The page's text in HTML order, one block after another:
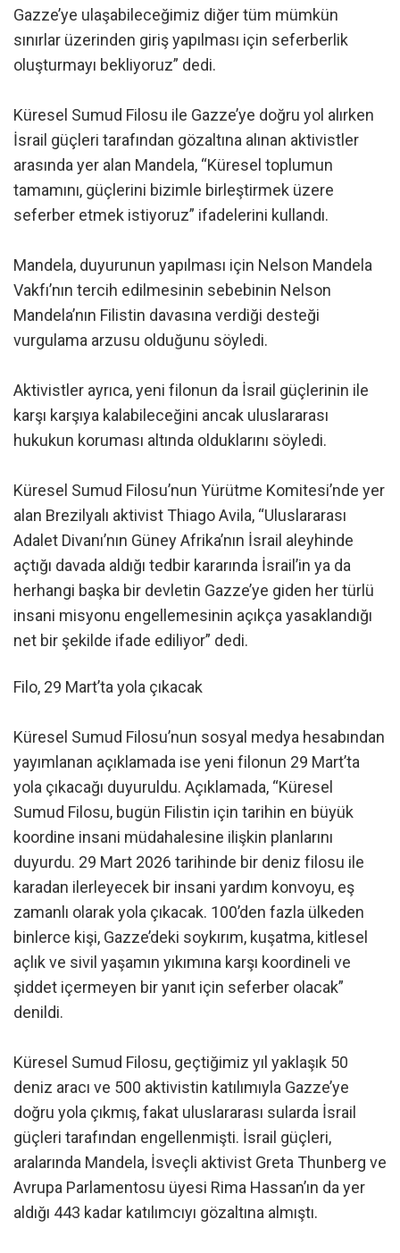
Gazze’ye ulaşabileceğimiz diğer tüm mümkün
sınırlar üzerinden giriş yapılması için seferberlik
oluşturmayı bekliyoruz” dedi.
Küresel Sumud Filosu ile Gazze’ye doğru yol alırken
İsrail güçleri tarafından gözaltına alınan aktivistler
arasında yer alan Mandela, “Küresel toplumun
tamamını, güçlerini bizimle birleştirmek üzere
seferber etmek istiyoruz” ifadelerini kullandı.
Mandela, duyurunun yapılması için Nelson Mandela
Vakfı’nın tercih edilmesinin sebebinin Nelson
Mandela’nın Filistin davasına verdiği desteği
vurgulama arzusu olduğunu söyledi.
Aktivistler ayrıca, yeni filonun da İsrail güçlerinin ile
karşı karşıya kalabileceğini ancak uluslararası
hukukun koruması altında olduklarını söyledi.
Küresel Sumud Filosu’nun Yürütme Komitesi’nde yer
alan Brezilyalı aktivist Thiago Avila, “Uluslararası
Adalet Divanı’nın Güney Afrika’nın İsrail aleyhinde
açtığı davada aldığı tedbir kararında İsrail’in ya da
herhangi başka bir devletin Gazze’ye giden her türlü
insani misyonu engellemesinin açıkça yasaklandığı
net bir şekilde ifade ediliyor” dedi.
Filo, 29 Mart’ta yola çıkacak
Küresel Sumud Filosu’nun sosyal medya hesabından
yayımlanan açıklamada ise yeni filonun 29 Mart’ta
yola çıkacağı duyuruldu. Açıklamada, “Küresel
Sumud Filosu, bugün Filistin için tarihin en büyük
koordine insani müdahalesine ilişkin planlarını
duyurdu. 29 Mart 2026 tarihinde bir deniz filosu ile
karadan ilerleyecek bir insani yardım konvoyu, eş
zamanlı olarak yola çıkacak. 100’den fazla ülkeden
binlerce kişi, Gazze’deki soykırım, kuşatma, kitlesel
açlık ve sivil yaşamın yıkımına karşı koordineli ve
şiddet içermeyen bir yanıt için seferber olacak”
denildi.
Küresel Sumud Filosu, geçtiğimiz yıl yaklaşık 50
deniz aracı ve 500 aktivistin katılımıyla Gazze’ye
doğru yola çıkmış, fakat uluslararası sularda İsrail
güçleri tarafından engellenmişti. İsrail güçleri,
aralarında Mandela, İsveçli aktivist Greta Thunberg ve
Avrupa Parlamentosu üyesi Rima Hassan’ın da yer
aldığı 443 kadar katılımcıyı gözaltına almıştı.